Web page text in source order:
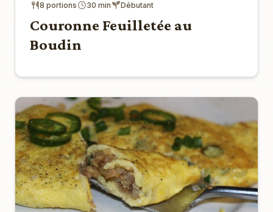
8 portions 30 min Débutant
Couronne Feuilletée au
Boudin